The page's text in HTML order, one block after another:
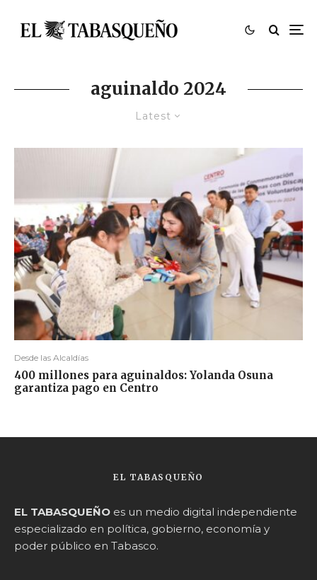
aguinaldo 2024
Latest
Desde las Alcaldías
400 millones para aguinaldos: Yolanda Osuna
garantiza pago en Centro
EL TABASQUEÑO
EL TABASQUEÑO es un medio digital independiente
especializado en política, gobierno, economía y
poder público en Tabasco.